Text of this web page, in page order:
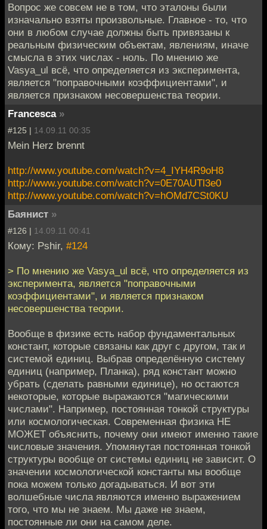
Вопрос же совсем не в том, что эталоны были
изначально взяты произвольные. Главное - то, что
они в любом случае должны быть привязаны к
реальным физическим объектам, явлениям, иначе
смысла в этих числах - ноль. По мнению же
Vasya_ul всё, что определяется из эксперимента,
является "поправочными коэффициентами", и
является признаком несовершенства теории.
Francesca »
#125 | 14.09.11 00:35
Mein Herz brennt
http://www.youtube.com/watch?v=4_IYH4R9oH8
http://www.youtube.com/watch?v=0E70AUTl3e0
http://www.youtube.com/watch?v=hOMd7CSt0KU
Баянист »
#126 | 14.09.11 00:41
Кому: Pshir, #124
> По мнению же Vasya_ul всё, что определяется из
эксперимента, является "поправочными
коэффициентами", и является признаком
несовершенства теории.
Вообще в физике есть набор фундаментальных
констант, которые связаны как друг с другом, так и
системой единиц. Выбрав определённую систему
единиц (например, Планка), ряд констант можно
убрать (сделать равными единице), но остаются
некоторые, которые выражаются "магическими
числами". Например, постоянная тонкой структуры
или космологическая. Современная физика НЕ
МОЖЕТ объяснить, почему они имеют именно такие
числовые значения. Упомянутая постоянная тонкой
структуры вообще от системы единиц не зависит. О
значении космологической константы мы вообще
пока можем только догадываться. И вот эти
волшебные числа являются именно выражением
того, что мы не знаем. Мы даже не знаем,
постоянные ли они на самом деле.